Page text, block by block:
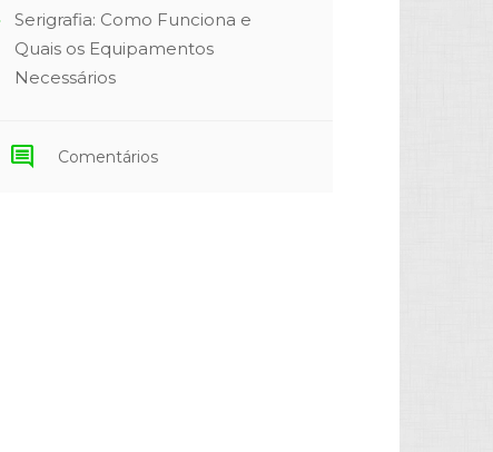
Serigrafia: Como Funciona e
Quais os Equipamentos
Necessários
comment Comentários